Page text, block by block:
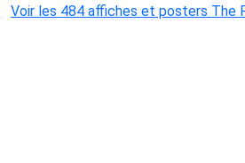
Voir les 484 affiches et posters The